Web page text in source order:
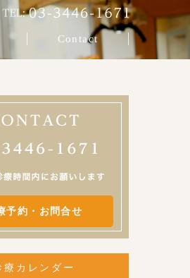
Contact
予約・お問合せ
療カレンダー